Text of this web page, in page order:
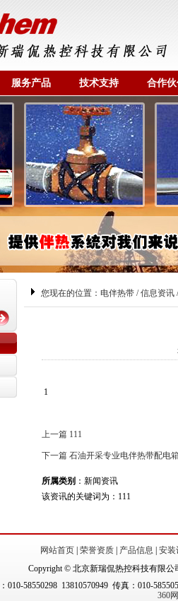
服务产品 技术支持 合作
您现在的位置： 电伴热带 /信息资讯
1
上一篇 111
下一篇 石油开采专业电伴热带配电
所属类别 ：新闻资讯
该资讯的关键词为：111
网站首页 荣誉资质 产品信息
安装
Copyright © 北京新瑞侃热控科技有限公
010-58550298 13810570949 传真：010-
360